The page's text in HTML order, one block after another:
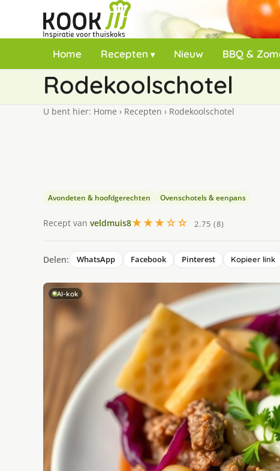
Home Recepten Nieuw BBQ &
Rodekoolschotel
U bent hier: Home › Recepten › Rodekoolschotel
Avondeten & hoofdgerechten Ovenschotels & eenpans
Recept van veldmuis8★★★☆☆ 2.75 (8)
Delen: WhatsApp Facebook Pinterest Kopieer link
AI-kok